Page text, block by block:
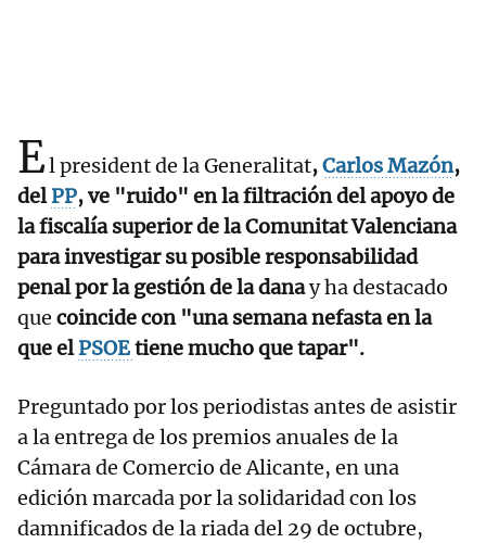
El president de la Generalitat,Carlos Mazón,
delPP, ve "ruido" en la filtración del apoyo de
la fiscalía superior de la Comunitat Valenciana
para investigar su posible responsabilidad
penal por la gestión de la danay ha destacado
que coincide con "una semana nefasta en la
que elPSOEtiene mucho que tapar".
Preguntado por los periodistas antes de asistir
a la entrega de los premios anuales de la
Cámara de Comercio de Alicante, en una
edición marcada por la solidaridad con los
damnificados de la riada del 29 de octubre,